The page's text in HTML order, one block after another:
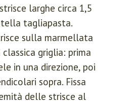
larghe circa 1,5
tagliapasta.
sulla marmellata
griglia: prima
in una direzione, poi
sopra. Fissa
delle strisce al